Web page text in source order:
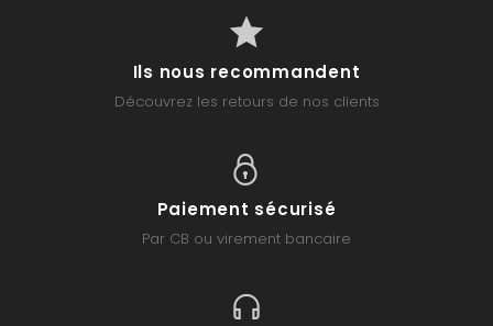
Ils nous recommandent
Découvrez les retours de nos clients
Paiement sécurisé
Par CB ou virement bancaire